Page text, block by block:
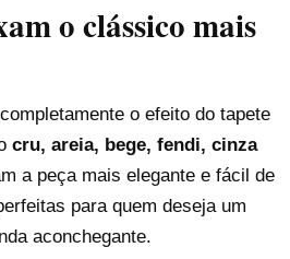
o clássico mais
o efeito do tapete
cru, areia, bege, fendi, cinza
a peça mais elegante e fácil de
para quem deseja um
aconchegante.